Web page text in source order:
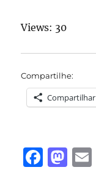
Views: 30
Compartilhe:
Compartilhar
F
M